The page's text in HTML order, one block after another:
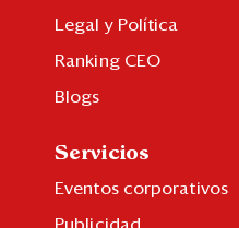
Legal y Política
Ranking CEO
Blogs
Servicios
Eventos corporativos